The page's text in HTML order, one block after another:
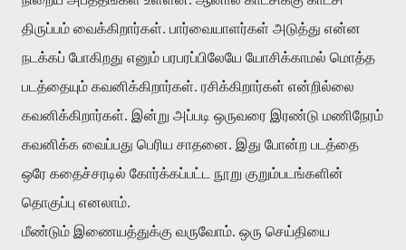
திருப்பம் வைக்கிறார்கள். பார்வையாளர்கள் அடுத்து என்ன
நடக்கப் போகிறது எனும் பரபரப்பிலேயே யோசிக்காமல் மொத்த
படத்தையும் கவனிக்கிறார்கள். ரசிக்கிறார்கள் என்றில்லை
கவனிக்கிறார்கள். இன்று அப்படி ஒருவரை இரண்டு மணிநேரம்
கவனிக்க வைப்பது பெரிய சாதனை. இது போன்ற படத்தை
ஒரே கதைச்சரடில் கோர்க்கப்பட்ட நூறு குறும்படங்களின்
தொகுப்பு எனலாம்.
மீண்டும் இணையத்துக்கு வருவோம். ஒரு செய்தியை